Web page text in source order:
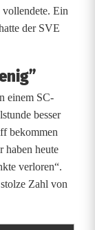
vollendete. Ein
der SVE
einem SC-
besser
bekommen
heute
verloren“.
Zahl von